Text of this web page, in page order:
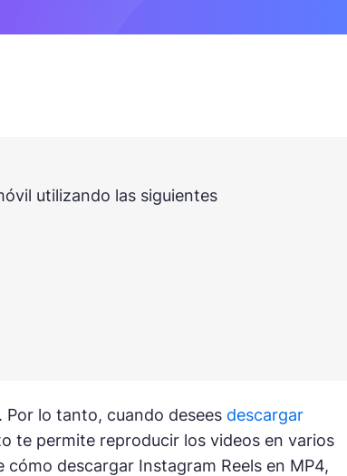
utilizando las siguientes
lo tanto, cuando desees descargar
te permite reproducir los videos en varios
descargar Instagram Reels en MP4,